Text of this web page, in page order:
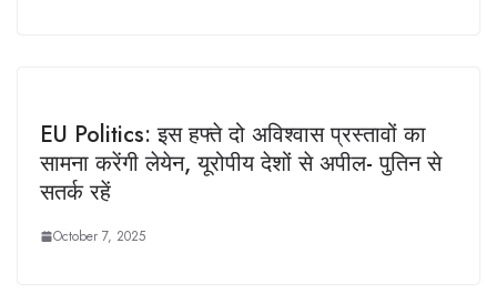
EU Politics: इस हफ्ते दो अविश्वास प्रस्तावों का
सामना करेंगी लेयेन, यूरोपीय देशों से अपील- पुतिन से
सतर्क रहें
October 7, 2025